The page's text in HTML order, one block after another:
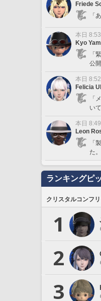
Friede
「
本日 8:53
Kyo
「
公
本日 8:52
Felicia
「
い
本日 8:49
Leon
「
た。
ランキングピ
クリスタルコンフ
1
2
3